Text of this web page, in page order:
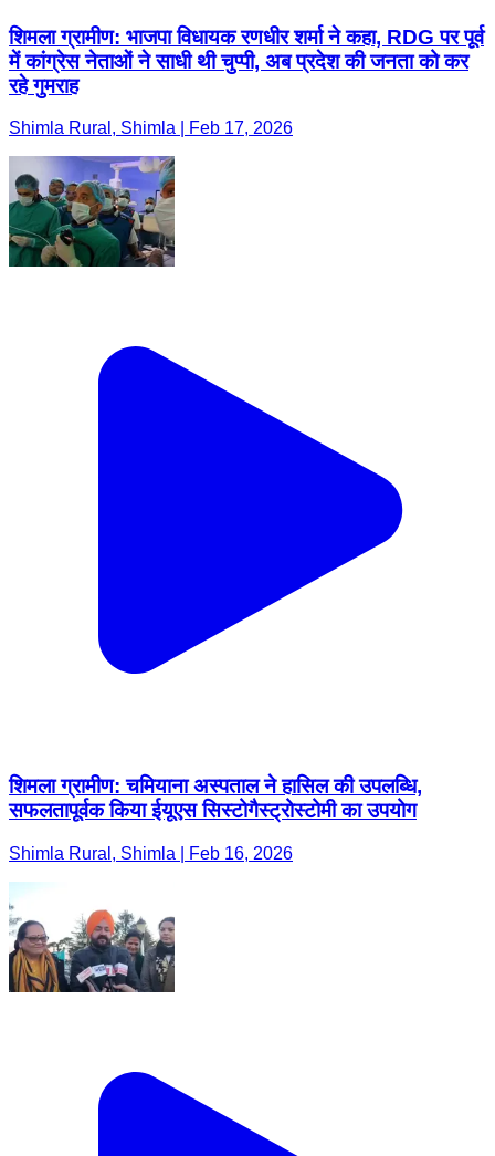
शिमला ग्रामीण: भाजपा विधायक रणधीर शर्मा ने कहा, RDG पर पूर्व
में कांग्रेस नेताओं ने साधी थी चुप्पी, अब प्रदेश की जनता को कर
रहे गुमराह
Shimla Rural, Shimla | Feb 17, 2026
शिमला ग्रामीण: चमियाना अस्पताल ने हासिल की उपलब्धि,
सफलतापूर्वक किया ईयूएस सिस्टोगैस्ट्रोस्टोमी का उपयोग
Shimla Rural, Shimla | Feb 16, 2026